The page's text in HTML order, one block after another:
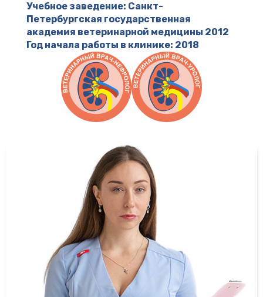
Учебное заведение: Санкт-
Петербургская государственная
академия ветеринарной медицины 2012
Год начала работы в клинике: 2018